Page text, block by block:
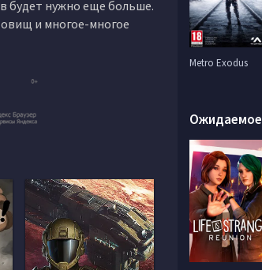
будет нужно еще больше.
и многое-многое
Metro Exodus
Ожидаемое